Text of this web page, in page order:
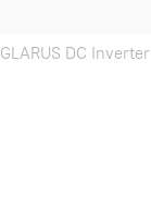
GLARUS DC Inverter